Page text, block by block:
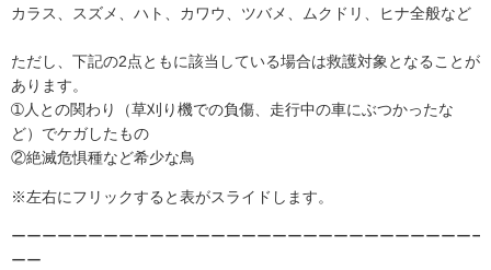
カラス、スズメ、ハト、カワウ、ツバメ、ムクドリ、ヒナ全般など
ただし、下記の2点ともに該当している場合は救護対象となることが
あります。
➀人との関わり（草刈り機での負傷、走行中の車にぶつかったな
ど）でケガしたもの
②絶滅危惧種など希少な鳥
※左右にフリックすると表がスライドします。
ーーーーーーーーーーーーーーーーーーーーーーーーーーーーーー
ーー